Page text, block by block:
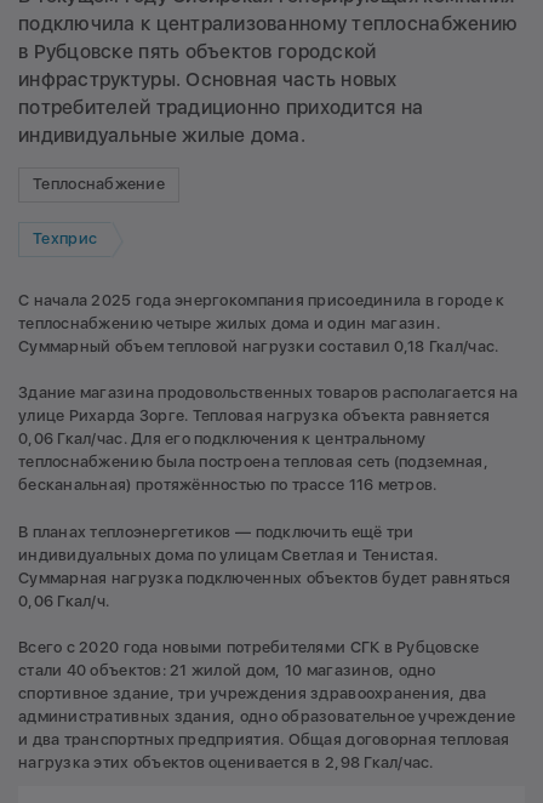
подключила к централизованному теплоснабжению
в Рубцовске пять объектов городской
инфраструктуры. Основная часть новых
потребителей традиционно приходится на
индивидуальные жилые дома.
Теплоснабжение
Техприс
С начала 2025 года энергокомпания присоединила в городе к
теплоснабжению четыре жилых дома и один магазин.
Суммарный объем тепловой нагрузки составил 0,18 Гкал/час.
Здание магазина продовольственных товаров располагается на
улице Рихарда Зорге. Тепловая нагрузка объекта равняется
0,06 Гкал/час. Для его подключения к центральному
теплоснабжению была построена тепловая сеть (подземная,
бесканальная) протяжённостью по трассе 116 метров.
В планах теплоэнергетиков — подключить ещё три
индивидуальных дома по улицам Светлая и Тенистая.
Суммарная нагрузка подключенных объектов будет равняться
0,06 Гкал/ч.
Всего с 2020 года новыми потребителями СГК в Рубцовске
стали 40 объектов: 21 жилой дом, 10 магазинов, одно
спортивное здание, три учреждения здравоохранения, два
административных здания, одно образовательное учреждение
и два транспортных предприятия. Общая договорная тепловая
нагрузка этих объектов оценивается в 2,98 Гкал/час.